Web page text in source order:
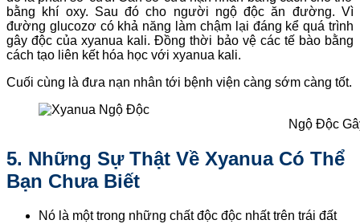
bằng khí oxy. Sau đó cho người ngộ độc ăn đường. Vì
đường glucozơ có khả năng làm chậm lại đáng kể quá trình
gây độc của xyanua kali. Đồng thời bảo vệ các tế bào bằng
cách tạo liên kết hóa học với xyanua kali.
Cuối cùng là đưa nạn nhân tới bệnh viện càng sớm càng tốt.
Ngộ Độc
5. Những Sự Thật Về Xyanua Có Thể
Bạn Chưa Biết
Nó là một trong những chất độc độc nhất trên trái đất